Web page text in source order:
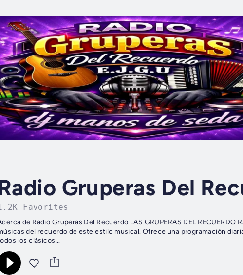
Gruperas Del
Favorites
de Radio Gruperas Del Recuerdo LAS GRUPERAS DEL RECUERDO
del recuerdo de este estilo musical. Ofrece una programación
los clásicos...